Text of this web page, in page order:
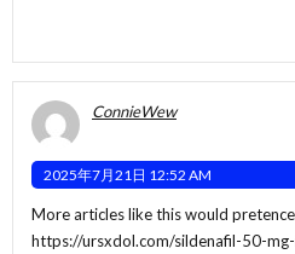
ConnieWew
2025年7月21日 12:52 AM
More articles like this would
https://ursxdol.com/sildenafil-50-